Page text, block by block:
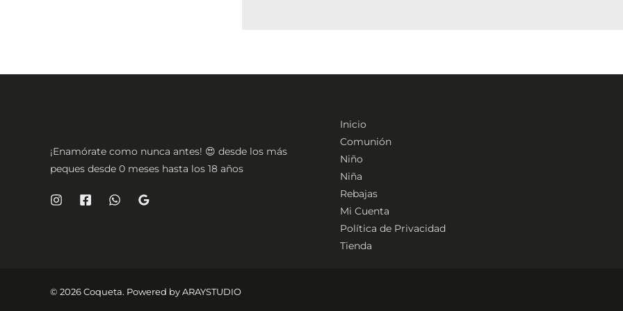
¡Enamórate como nunca antes! 😍 desde los más
peques desde 0 meses hasta los 18 años
Inicio
Comunión
Niño
Niña
Rebajas
Mi Cuenta
Política de Privacidad
Tienda
© 2026 Coqueta. Powered byARAYSTUDIO